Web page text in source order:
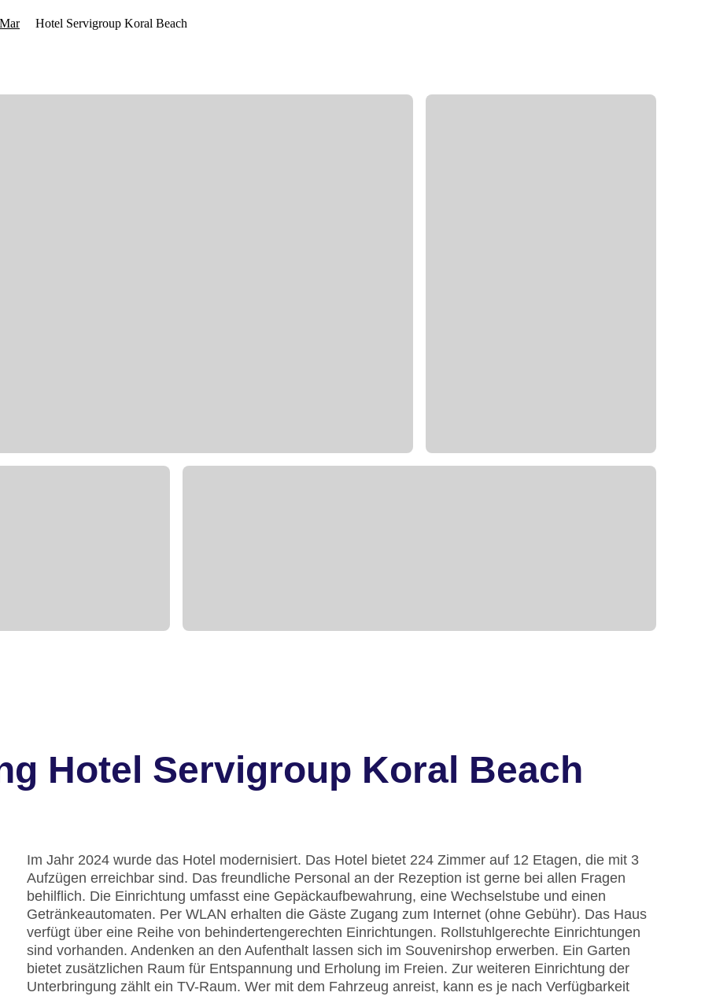
Hotel Servigroup Koral Beach
Im Jahr 2024 wurde das Hotel modernisiert. Das Hotel bietet 224 Zimmer auf 12 Etagen, die mit 3
Aufzügen erreichbar sind. Das freundliche Personal an der Rezeption ist gerne bei allen Fragen
behilflich. Die Einrichtung umfasst eine Gepäckaufbewahrung, eine Wechselstube und einen
Getränkeautomaten. Per WLAN erhalten die Gäste Zugang zum Internet (ohne Gebühr). Das Haus
verfügt über eine Reihe von behindertengerechten Einrichtungen. Rollstuhlgerechte Einrichtungen
sind vorhanden. Andenken an den Aufenthalt lassen sich im Souvenirshop erwerben. Ein Garten
bietet zusätzlichen Raum für Entspannung und Erholung im Freien. Zur weiteren Einrichtung der
Unterbringung zählt ein TV-Raum. Wer mit dem Fahrzeug anreist, kann es je nach Verfügbarkeit